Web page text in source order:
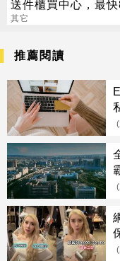
送件櫃買中心，最快
中登錄興櫃
其它
推薦閱讀